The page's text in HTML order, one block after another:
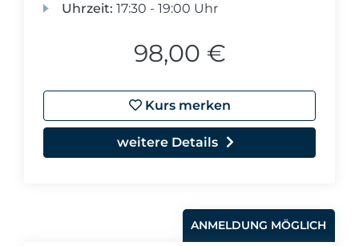
Uhrzeit: 17:30 - 19:00 Uhr
98,00 €
Kurs merken
weitere Details
ANMELDUNG MÖGLICH